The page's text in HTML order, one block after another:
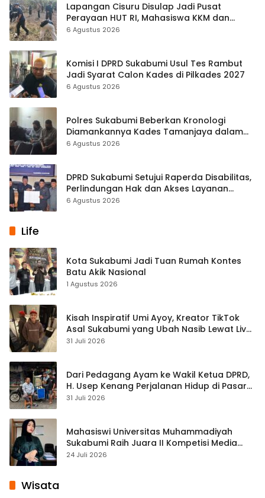
Lapangan Cisuru Disulap Jadi Pusat
Perayaan HUT RI, Mahasiswa KKM dan
Warga Satukan Tenaga
6 Agustus 2026
Komisi I DPRD Sukabumi Usul Tes Rambut
Jadi Syarat Calon Kades di Pilkades 2027
6 Agustus 2026
Polres Sukabumi Beberkan Kronologi
Diamankannya Kades Tamanjaya dalam
Kasus Sabu
6 Agustus 2026
DPRD Sukabumi Setujui Raperda Disabilitas,
Perlindungan Hak dan Akses Layanan
Diperkuat
6 Agustus 2026
Life
Kota Sukabumi Jadi Tuan Rumah Kontes
Batu Akik Nasional
1 Agustus 2026
Kisah Inspiratif Umi Ayoy, Kreator TikTok
Asal Sukabumi yang Ubah Nasib Lewat Live
Streaming
31 Juli 2026
Dari Pedagang Ayam ke Wakil Ketua DPRD,
H. Usep Kenang Perjalanan Hidup di Pasar
Cisaat
31 Juli 2026
Mahasiswi Universitas Muhammadiyah
Sukabumi Raih Juara II Kompetisi Media
Pembelajaran Digital Tingkat Internasional
24 Juli 2026
Wisata